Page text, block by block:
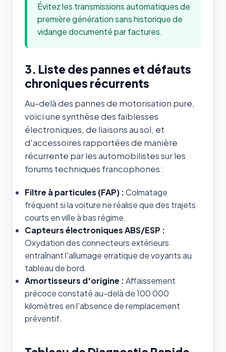
Évitez les transmissions automatiques de
première génération sans historique de
vidange documenté par factures.
3. Liste des pannes et défauts
chroniques récurrents
Au-delà des pannes de motorisation pure,
voici une synthèse des faiblesses
électroniques, de liaisons au sol, et
d'accessoires rapportées de manière
récurrente par les automobilistes sur les
forums techniques francophones :
Filtre à particules (FAP) :Colmatage
fréquent si la voiture ne réalise que des trajets
courts en ville à bas régime.
Capteurs électroniques ABS/ESP :
Oxydation des connecteurs extérieurs
entraînant l'allumage erratique de voyants au
tableau de bord.
Amortisseurs d'origine :Affaissement
précoce constaté au-delà de 100 000
kilomètres en l'absence de remplacement
préventif.